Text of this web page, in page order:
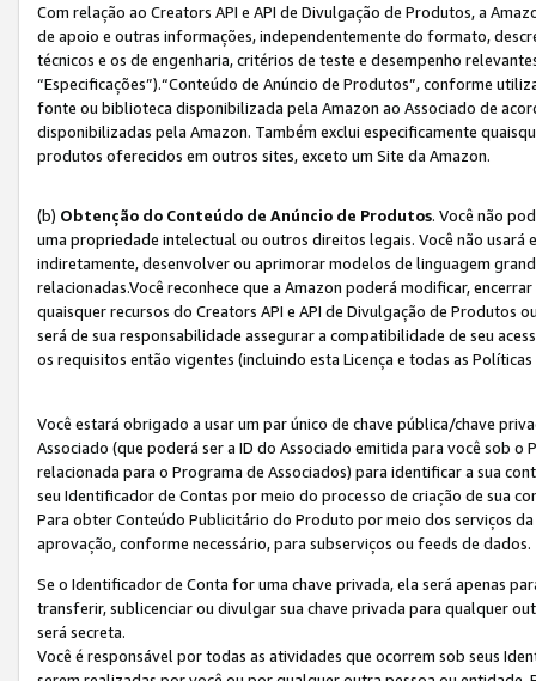
Com relação ao Creators API e API de Divulgação de Produtos, a
de apoio e outras informações, independentemente do formato,
técnicos e os de engenharia, critérios de teste e desempenho
“Especificações”).“Conteúdo de Anúncio de Produtos”, conforme
fonte ou biblioteca disponibilizada pela Amazon ao Associado de
disponibilizadas pela Amazon. Também exclui especificamente
produtos oferecidos em outros sites, exceto um Site da Amazon.
(b) Obtenção do Conteúdo de Anúncio de Produtos. Você não
uma propriedade intelectual ou outros direitos legais. Você não
indiretamente, desenvolver ou aprimorar modelos de linguagem
relacionadas.Você reconhece que a Amazon poderá modificar,
quaisquer recursos do Creators API e API de Divulgação de Produtos
será de sua responsabilidade assegurar a compatibilidade de seu
os requisitos então vigentes (incluindo esta Licença e todas as
Você estará obrigado a usar um par único de chave pública/chave
Associado (que poderá ser a ID do Associado emitida para você sob
relacionada para o Programa de Associados) para identificar a sua
seu Identificador de Contas por meio do processo de criação de sua
Para obter Conteúdo Publicitário do Produto por meio dos serviços
aprovação, conforme necessário, para subserviços ou feeds de dados.
Se o Identificador de Conta for uma chave privada, ela será apenas
transferir, sublicenciar ou divulgar sua chave privada para qualquer
será secreta.
Você é responsável por todas as atividades que ocorrem sob seus